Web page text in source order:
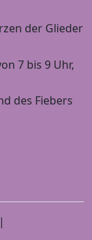
der Glieder
7 bis 9 Uhr,
des Fiebers
|